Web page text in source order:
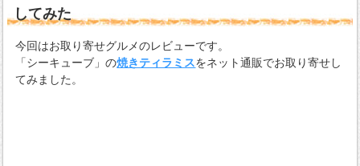
してみた
今回はお取り寄せグルメのレビューです。
「シーキューブ」の焼きティラミスをネット通販でお取り寄せし
てみました。